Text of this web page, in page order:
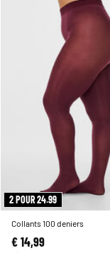
2 POUR 24.99
Collants 100 deniers
€ 14,99